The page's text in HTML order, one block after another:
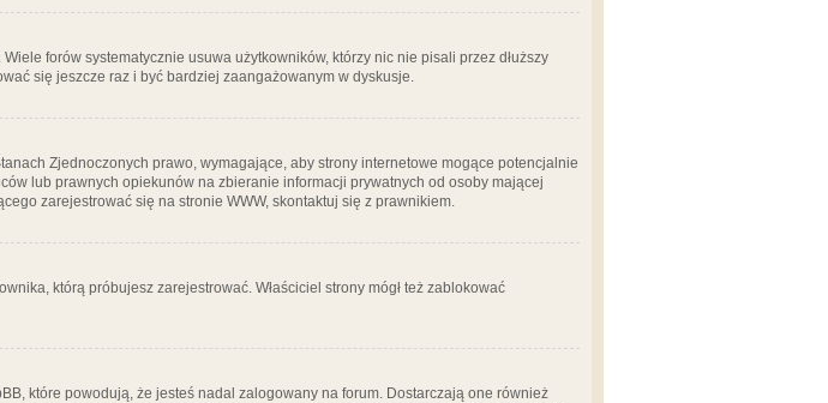
forów systematycznie usuwa użytkowników, którzy nic nie pisali przez dłuższy
się jeszcze raz i być bardziej zaangażowanym w dyskusje.
Zjednoczonych prawo, wymagające, aby strony internetowe mogące potencjalnie
lub prawnych opiekunów na zbieranie informacji prywatnych od osoby mającej
zarejestrować się na stronie WWW, skontaktuj się z prawnikiem.
którą próbujesz zarejestrować. Właściciel strony mógł też zablokować
które powodują, że jesteś nadal zalogowany na forum. Dostarczają one również